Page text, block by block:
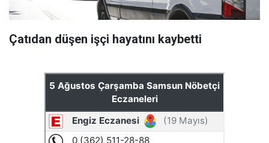
Çatıdan düşen işçi hayatını kaybetti